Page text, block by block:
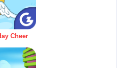
Cheer